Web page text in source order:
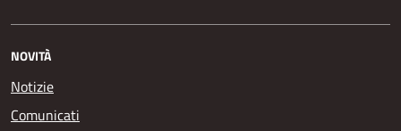
NOVITÀ
Notizie
Comunicati